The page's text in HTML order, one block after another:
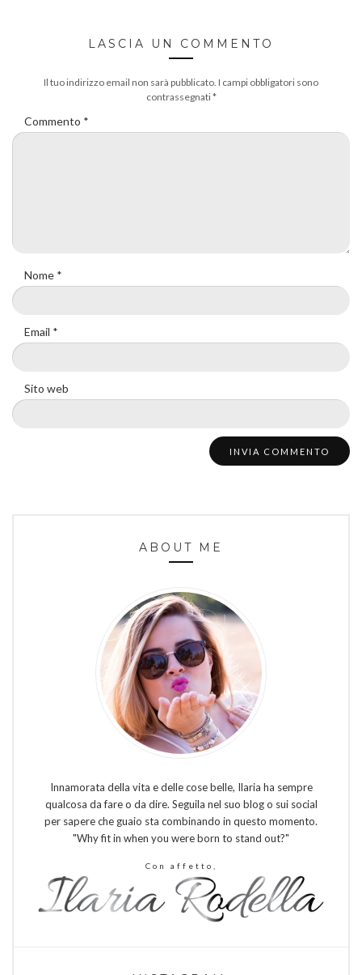
LASCIA UN COMMENTO
Il tuo indirizzo email non sarà pubblicato. I campi obbligatori sono
contrassegnati*
Commento *
Nome *
Email *
Sito web
ABOUT ME
Innamorata della vita e delle cose belle, Ilaria ha sempre
qualcosa da fare o da dire. Seguila nel suo blog o sui social
per sapere che guaio sta combinando in questo momento.
"Why fit in when you were born to stand out?"
Con affetto,